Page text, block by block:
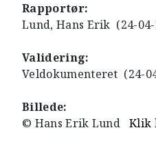
Rapportør:
Lund, Hans Erik (24-04-
Validering:
Veldokumenteret (24-
Billede:
© Hans Erik LundKlik